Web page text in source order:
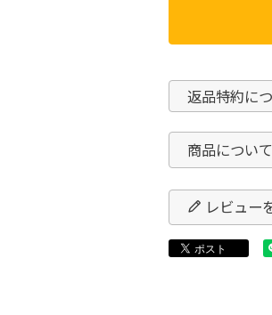
返品特約に
商品につい
レビュー